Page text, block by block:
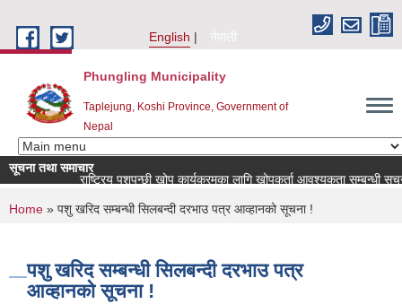
English
नेपाली
Phungling Municipality
Taplejung, Koshi Province, Government of
Nepal
सूचना तथा समाचार
राष्ट्रिय पशुपन्छी खोप कार्यक्रमका लागि खोपकर्ता आवश्यकता सम्बन्धी सूचना!
You are here
Home » पशु खरिद सम्बन्धी सिलबन्दी दरभाउ पत्र आव्हानको सूचना !
पशु खरिद सम्बन्धी सिलबन्दी दरभाउ पत्र
आव्हानको सूचना !